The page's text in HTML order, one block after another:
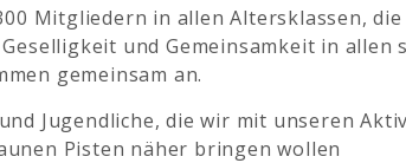
Mitgliedern in allen Altersklassen,
und Gemeinsamkeit in
gemeinsam an.
Jugendliche, die wir mit unseren
Pisten näher bringen wollen